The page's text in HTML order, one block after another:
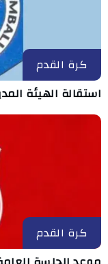
كرة القدم
استقالة الهيئة
كرة القدم